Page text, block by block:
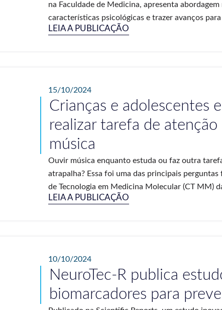
na Faculdade de Medicina, apresenta
características psicológicas e trazer avanços
LEIA A PUBLICAÇÃO
15/10/2024
Crianças e adolescentes
realizar tarefa de
música
Ouvir música enquanto estuda ou faz outra
atrapalha? Essa foi uma das principais
de Tecnologia em Medicina Molecular (CT MM)
LEIA A PUBLICAÇÃO
10/10/2024
NeuroTec-R publica
biomarcadores para